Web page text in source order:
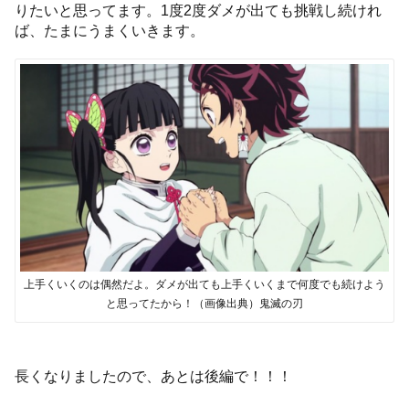
りたいと思ってます。1度2度ダメが出ても挑戦し続けれ
ば、たまにうまくいきます。
上手くいくのは偶然だよ。ダメが出ても上手くいくまで何度でも続けよう
と思ってたから！（画像出典）鬼滅の刃
長くなりましたので、あとは後編で！！！